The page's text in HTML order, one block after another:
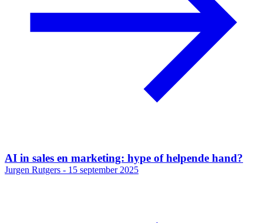
AI in sales en marketing: hype of helpende hand?
Jurgen Rutgers - 15 september 2025